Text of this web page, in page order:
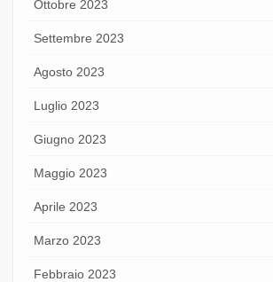
Ottobre 2023
Settembre 2023
Agosto 2023
Luglio 2023
Giugno 2023
Maggio 2023
Aprile 2023
Marzo 2023
Febbraio 2023